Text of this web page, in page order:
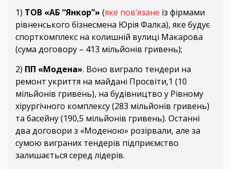
1) ТОВ «АБ “Янкор”» (яке пов’язане із фірмами
рівненського бізнесмена Юрія Фалка), яке будує
спорткомплекс на колишній вулиці Макарова
(сума договору – 413 мільйонів гривень);
2) ПП «Модена». Воно виграло тендери на
ремонт укриття на майдані Просвіти,1 (10
мільйонів гривень), на будівництво у Рівному
хірургічного комплексу (283 мільйонів гривень)
та басейну (190,5 мільйонів гривень). Останні
два договори з «Моденою» розірвали, але за
сумою виграних тендерів підприємство
залишається серед лідерів.